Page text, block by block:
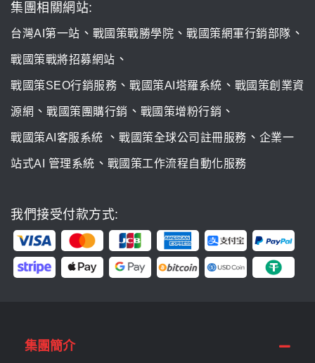
集團相關網站:
台灣AI第一站 、 戰國策戰勝學院 、 戰國策網軍行銷部隊 、
戰國策戰將招募網站 、
戰國策SEO行銷服務 、 戰國策AI塔羅系統 、 戰國策創業資
源網 、 戰國策團購行銷 、 戰國策增粉行銷 、
戰國策AI客服系統 、 戰國策全球公司註冊服務 、 企業一
站式AI 管理系統 、 戰國策工作流程自動化服務
我們接受付款方式:
集團簡介